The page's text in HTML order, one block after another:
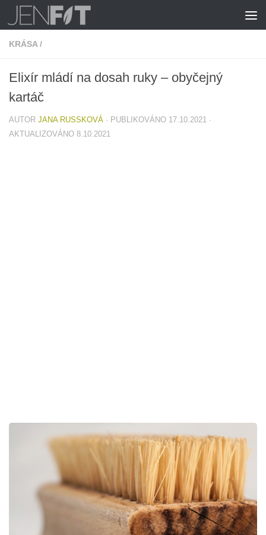
Skip to content
KRÁSA /
Elixír mládí na dosah ruky – obyčejný
kartáč
AUTOR JANA RUSSKOVÁ · PUBLIKOVÁNO 17.10.2021 ·
AKTUALIZOVÁNO 8.10.2021